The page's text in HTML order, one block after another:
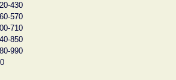
430
570
710
850
990